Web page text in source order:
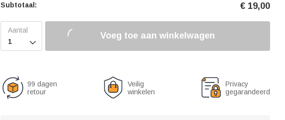
Subtotaal: € 19,00

Voeg toe aan winkelwagen
99 dagen
retour
Veilig
winkelen
Privacy
gegarandeerd